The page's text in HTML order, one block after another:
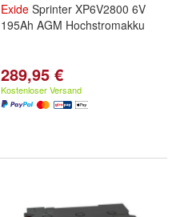
Exide Sprinter XP6V2800 6V
195Ah AGM Hochstromakku
289,95 €
Kostenloser Versand